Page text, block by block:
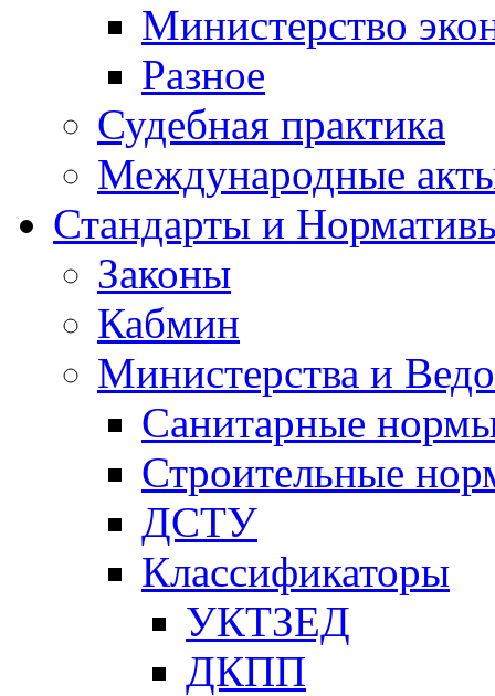
Министерство
Разное
Судебная практика
Международные
Стандарты и
Законы
Кабмин
Министерства и
Санитарные
Строительные
ДСТУ
Классификаторы
УКТЗЕД
ДКПП